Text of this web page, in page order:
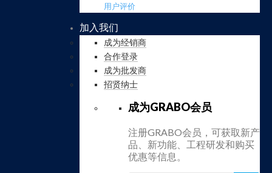
用户评价
加入我们
成为经销商
合作登录
成为批发商
招贤纳士
成为GRABO会员
注册GRABO会员，可获取新产
品、新功能、工程研发和购买
优惠等信息。